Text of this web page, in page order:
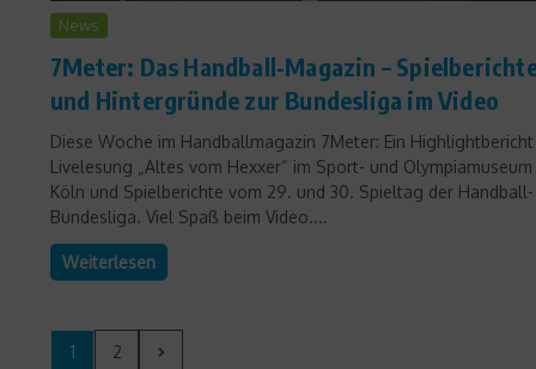
News
7Meter: Das Handball-Magazin –
und Hintergründe zur Bundesliga im Video
Diese Woche im Handballmagazin 7Meter: Ein
Livelesung „Altes vom Hexxer“ im Sport- und Olympiamuseum
Köln und Spielberichte vom 29. und 30. Spieltag der Handball-
Bundesliga. Viel Spaß beim Video....
Weiterlesen
1 2